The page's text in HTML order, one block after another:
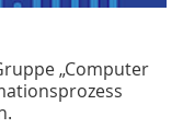
„Computer